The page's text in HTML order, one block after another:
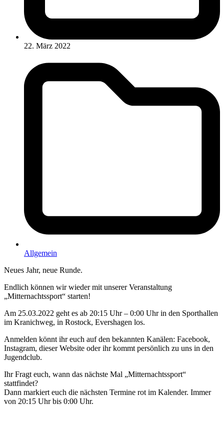
22. März 2022
Allgemein
Neues Jahr, neue Runde.
Endlich können wir wieder mit unserer Veranstaltung
„Mitternachtssport“ starten!
Am 25.03.2022 geht es ab 20:15 Uhr – 0:00 Uhr in den Sporthallen
im Kranichweg, in Rostock, Evershagen los.
Anmelden könnt ihr euch auf den bekannten Kanälen: Facebook,
Instagram, dieser Website oder ihr kommt persönlich zu uns in den
Jugendclub.
Ihr Fragt euch, wann das nächste Mal „Mitternachtssport“
stattfindet?
Dann markiert euch die nächsten Termine rot im Kalender. Immer
von 20:15 Uhr bis 0:00 Uhr.